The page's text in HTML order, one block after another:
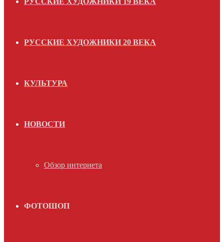
РУССКИЕ ХУДОЖНИКИ 20 ВЕКА
КУЛЬТУРА
НОВОСТИ
Обзор интернета
ФОТОШОП